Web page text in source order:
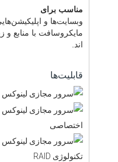
مناسب برای
وبسایت‌ها و
مایکروسافت با منابع
اند.
قابلیت‌ها
اختصاصی
تکنولوژی RAID